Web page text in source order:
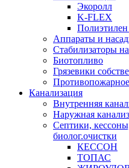
Экоролл
K-FLEX
Аппараты и
Стабилизаторы
Биотопливо
Грязевики
Канализация
Внутренняя
Наружная
Септики,
биолог.очистки
КЕССОН
ТОПАС